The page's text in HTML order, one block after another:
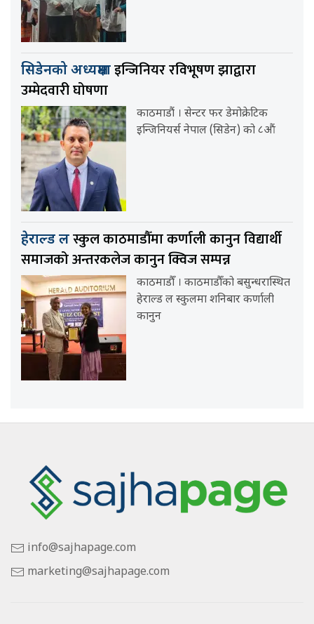
सिडेनको अध्यक्षमाइन्जिनियर रविभूषण झाद्वारा
उम्मेदवारी घोषणा
काठमाडौं । सेन्टर फर डेमोक्रेटिक
इन्जिनियर्स नेपाल (सिडेन) को ८औं
हेराल्ड लस्कुल काठमाडौँमा कर्णाली कानुन विद्यार्थी
समाजको अन्तरकलेज कानुन क्विज सम्पन्न
काठमाडौँ । काठमाडौँको बसुन्धरास्थित
हेराल्ड ल स्कुलमा शनिबार कर्णाली
कानुन
info@sajhapage.com
marketing@sajhapage.com